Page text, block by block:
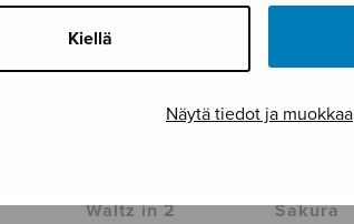
Kiellä
Näytä tiedot ja muokkaa
Waltz in 2 Sakura